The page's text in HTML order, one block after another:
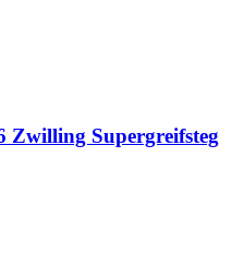
Zwilling Supergreifsteg